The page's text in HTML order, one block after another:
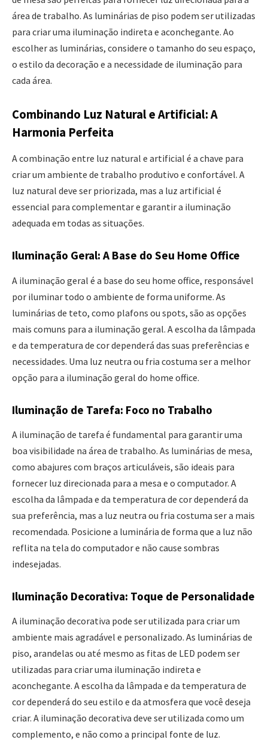
área de trabalho. As luminárias de piso podem ser utilizadas
para criar uma iluminação indireta e aconchegante. Ao
escolher as luminárias, considere o tamanho do seu espaço,
o estilo da decoração e a necessidade de iluminação para
cada área.
Combinando Luz Natural e Artificial: A
Harmonia Perfeita
A combinação entre luz natural e artificial é a chave para
criar um ambiente de trabalho produtivo e confortável. A
luz natural deve ser priorizada, mas a luz artificial é
essencial para complementar e garantir a iluminação
adequada em todas as situações.
Iluminação Geral: A Base do Seu Home Office
A iluminação geral é a base do seu home office, responsável
por iluminar todo o ambiente de forma uniforme. As
luminárias de teto, como plafons ou spots, são as opções
mais comuns para a iluminação geral. A escolha da lâmpada
e da temperatura de cor dependerá das suas preferências e
necessidades. Uma luz neutra ou fria costuma ser a melhor
opção para a iluminação geral do home office.
Iluminação de Tarefa: Foco no Trabalho
A iluminação de tarefa é fundamental para garantir uma
boa visibilidade na área de trabalho. As luminárias de mesa,
como abajures com braços articuláveis, são ideais para
fornecer luz direcionada para a mesa e o computador. A
escolha da lâmpada e da temperatura de cor dependerá da
sua preferência, mas a luz neutra ou fria costuma ser a mais
recomendada. Posicione a luminária de forma que a luz não
reflita na tela do computador e não cause sombras
indesejadas.
Iluminação Decorativa: Toque de Personalidade
A iluminação decorativa pode ser utilizada para criar um
ambiente mais agradável e personalizado. As luminárias de
piso, arandelas ou até mesmo as fitas de LED podem ser
utilizadas para criar uma iluminação indireta e
aconchegante. A escolha da lâmpada e da temperatura de
cor dependerá do seu estilo e da atmosfera que você deseja
criar. A iluminação decorativa deve ser utilizada como um
complemento, e não como a principal fonte de luz.